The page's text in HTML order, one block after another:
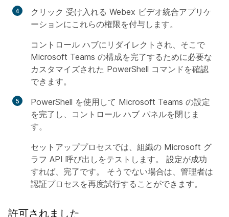
クリック 受け入れる Webex ビデオ統合アプリケ
ーションにこれらの権限を付与します。
コントロール ハブにリダイレクトされ、そこで
Microsoft Teams の構成を完了するために必要な
カスタマイズされた PowerShell コマンドを確認
できます。
PowerShell を使用して Microsoft Teams の設定
を完了し、コントロール ハブ パネルを閉じま
す。
セットアッププロセスでは、組織の Microsoft グ
ラフ API 呼び出しをテストします。 設定が成功
すれば、完了です。 そうでない場合は、管理者は
認証プロセスを再度試行することができます。
許可されました